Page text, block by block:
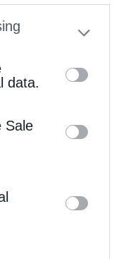
opt-out
the IAB’s list
This
by us to
of
data.
Sale
του φωτός